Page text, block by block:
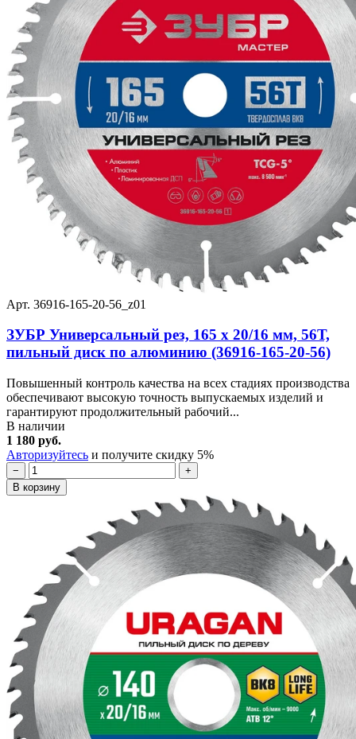
Арт. 36916-165-20-56_z01
ЗУБР Универсальный рез, 165 x 20/16 мм, 56Т,
пильный диск по алюминию (36916-165-20-56)
Повышенный контроль качества на всех стадиях производства
обеспечивают высокую точность выпускаемых изделий и
гарантируют продолжительный рабочий...
В наличии
1 180 руб.
Авторизуйтесь и получите скидку 5%
−
+
В корзину